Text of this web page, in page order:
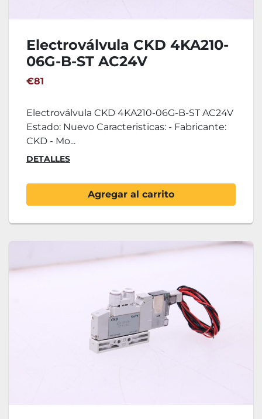
Electroválvula CKD 4KA210-
06G-B-ST AC24V
€81
Electroválvula CKD 4KA210-06G-B-ST AC24V
Estado: Nuevo Caracteristicas: - Fabricante:
CKD - Mo...
DETALLES
Agregar al carrito